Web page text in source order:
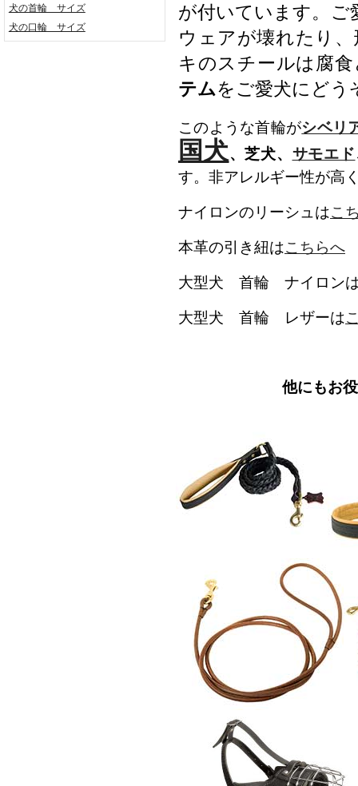
犬の首輪 サイズ
犬の口輪 サイズ
が付いています。ご
ウェアが壊れたり
キのスチールは腐
テムをご愛犬にどう
このような首輪がシベリ
国犬、芝犬、 サモエド
す。非アレルギー性が高
ナイロンのリーシュはこ
本革の引き紐はこちらへ
大型犬 首輪 ナイロン
大型犬 首輪 レザーは
他にもお